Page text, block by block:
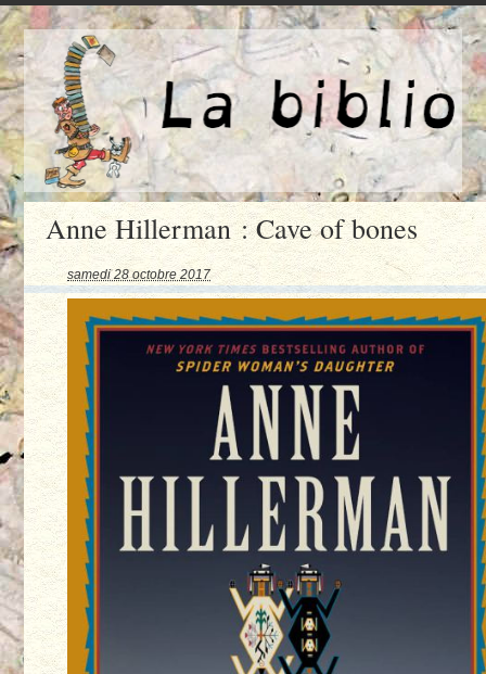
Anne Hillerman : Cave of bones
samedi 28 octobre 2017